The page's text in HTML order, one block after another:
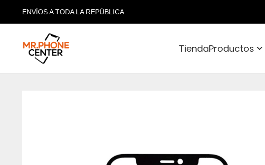
ENVÍOS A TODA LA REPÚBLICA
TiendaProductos